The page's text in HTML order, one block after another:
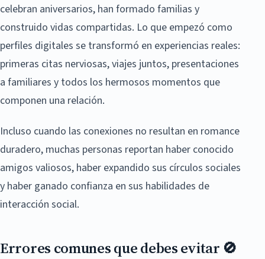
celebran aniversarios, han formado familias y
construido vidas compartidas. Lo que empezó como
perfiles digitales se transformó en experiencias reales:
primeras citas nerviosas, viajes juntos, presentaciones
a familiares y todos los hermosos momentos que
componen una relación.
Incluso cuando las conexiones no resultan en romance
duradero, muchas personas reportan haber conocido
amigos valiosos, haber expandido sus círculos sociales
y haber ganado confianza en sus habilidades de
interacción social.
Errores comunes que debes evitar 🚫